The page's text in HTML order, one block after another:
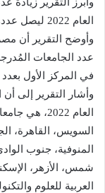
العام 2022 ليصل عددها إلى 23 جامعة.
وأوضح التقرير أن
عدد الجامعات
في المركز الأول بعدد 23 جامعة.
وأشار التقرير إلى
العام
السويس، القاهرة،
المنوفية، جنوب
شمس، الأزهر،
العربية للعلوم